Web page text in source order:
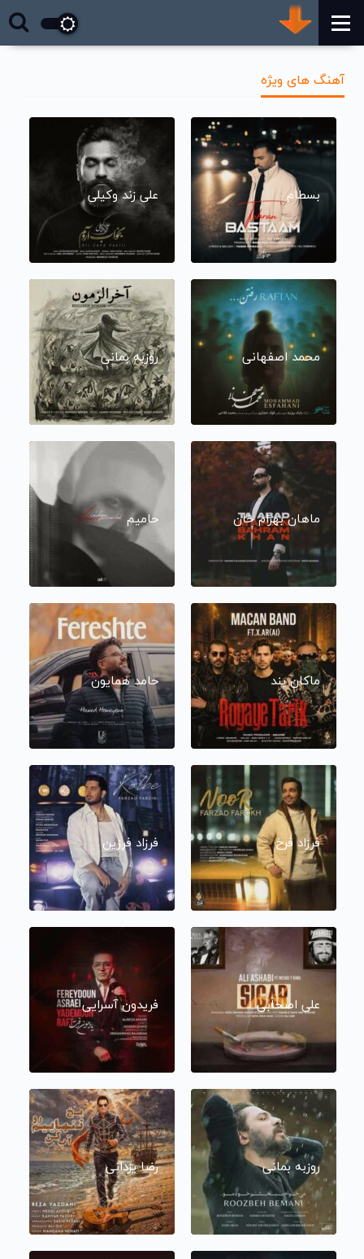
آهنگ های ویژه
بسطام علی زند وکیلی
محمد اصفهانی روزبه بمانی
ماهان بهرام خان حامیم
ماکان بند حامد همایون
فرزاد فرخ فرزاد فرزین
علی اصحابی فریدون آسرایی
روزبه بمانی رضا یزدانی